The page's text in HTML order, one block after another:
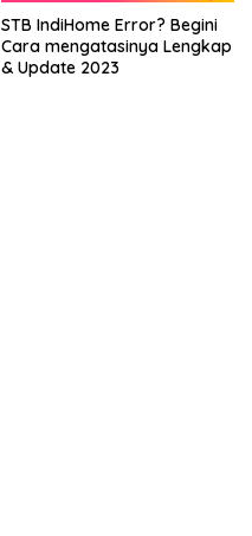
STB IndiHome Error? Begini
Cara mengatasinya Lengkap
& Update 2023